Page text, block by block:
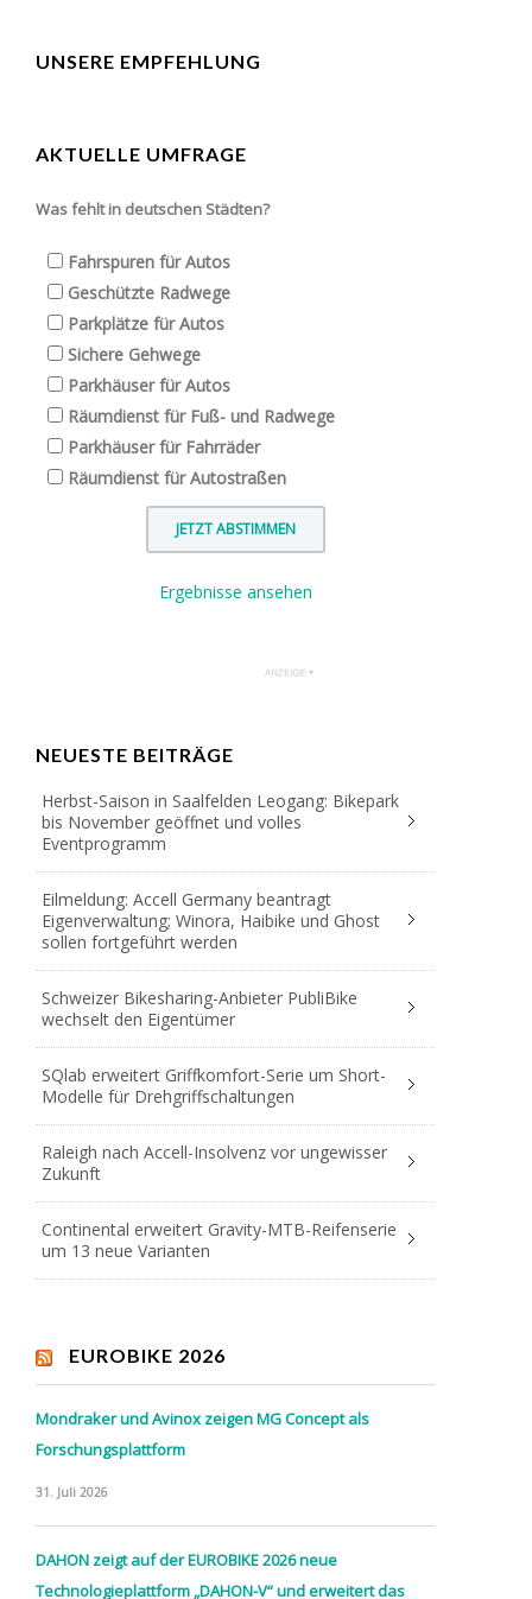
UNSERE EMPFEHLUNG
AKTUELLE UMFRAGE
Was fehlt in deutschen Städten?
Fahrspuren für Autos
Geschützte Radwege
Parkplätze für Autos
Sichere Gehwege
Parkhäuser für Autos
Räumdienst für Fuß- und Radwege
Parkhäuser für Fahrräder
Räumdienst für Autostraßen
Ergebnisse ansehen
NEUESTE BEITRÄGE
Herbst-Saison in Saalfelden Leogang: Bikepark
bis November geöffnet und volles
Eventprogramm
Eilmeldung: Accell Germany beantragt
Eigenverwaltung; Winora, Haibike und Ghost
sollen fortgeführt werden
Schweizer Bikesharing-Anbieter PubliBike
wechselt den Eigentümer
SQlab erweitert Griffkomfort-Serie um Short-
Modelle für Drehgriffschaltungen
Raleigh nach Accell-Insolvenz vor ungewisser
Zukunft
Continental erweitert Gravity-MTB-Reifenserie
um 13 neue Varianten
EUROBIKE 2026
Mondraker und Avinox zeigen MG Concept als
Forschungsplattform
31. Juli 2026
DAHON zeigt auf der EUROBIKE 2026 neue
Technologieplattform „DAHON-V“ und erweitert das